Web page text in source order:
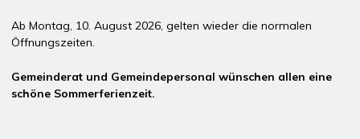
Ab Montag, 10. August 2026, gelten wieder die normalen
Öffnungszeiten.
Gemeinderat und Gemeindepersonal wünschen allen eine
schöne Sommerferienzeit.